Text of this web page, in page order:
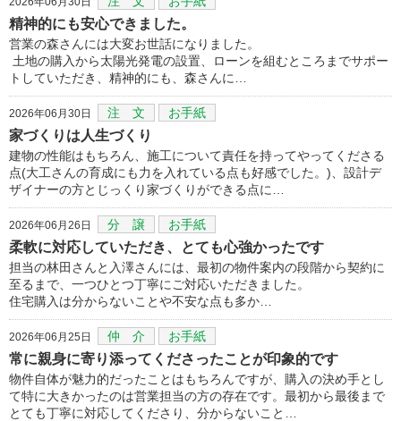
精神的にも安心できました。
営業の森さんには大変お世話になりました。
土地の購入から太陽光発電の設置、ローンを組むところまでサポー
トしていただき、精神的にも、森さんに…
2026年06月30日 注 文 お手紙
家づくりは人生づくり
建物の性能はもちろん、施工について責任を持ってやってくださる
点(大工さんの育成にも力を入れている点も好感でした。)、設計デ
ザイナーの方とじっくり家づくりができる点に…
2026年06月26日 分 譲 お手紙
柔軟に対応していただき、とても心強かったです
担当の林田さんと入澤さんには、最初の物件案内の段階から契約に
至るまで、一つひとつ丁寧にご対応いただきました。
住宅購入は分からないことや不安な点も多か…
2026年06月25日 仲 介 お手紙
常に親身に寄り添ってくださったことが印象的です
物件自体が魅力的だったことはもちろんですが、購入の決め手とし
て特に大きかったのは営業担当の方の存在です。最初から最後まで
とても丁寧に対応してくださり、分からないこと…